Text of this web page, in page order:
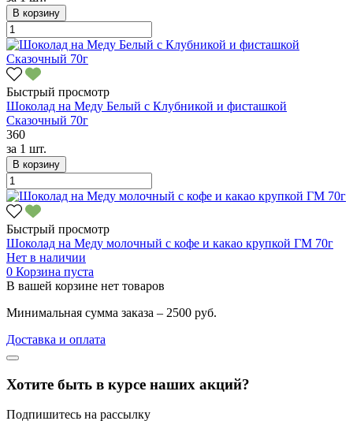
В корзину
Быстрый просмотр
Шоколад на Меду Белый с Клубникой и фисташкой
Сказочный 70г
360
за 1 шт.
В корзину
Быстрый просмотр
Шоколад на Меду молочный с кофе и какао крупкой ГМ 70г
Нет в наличии
0 Корзина пуста
В вашей корзине нет товаров
Минимальная сумма заказа – 2500 руб.
Доставка и оплата
Хотите быть в курсе наших акций?
Подпишитесь на рассылку